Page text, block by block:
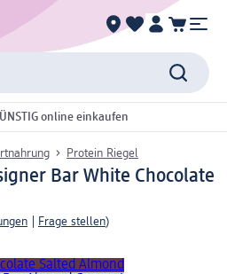
online einkaufen
Protein Riegel
Bar White Chocolate
Frage stellen)
Salted Almond